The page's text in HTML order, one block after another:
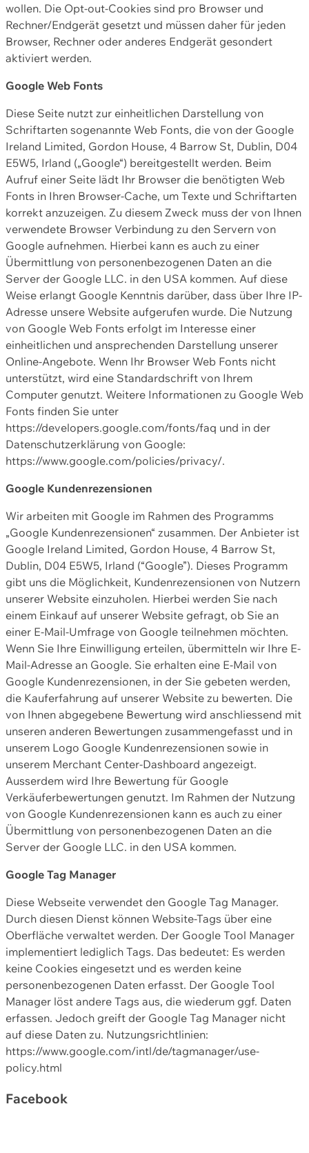
wollen. Die Opt-out-Cookies sind pro Browser und
Rechner/Endgerät gesetzt und müssen daher für jeden
Browser, Rechner oder anderes Endgerät gesondert
aktiviert werden.
Google Web Fonts
Diese Seite nutzt zur einheitlichen Darstellung von
Schriftarten sogenannte Web Fonts, die von der Google
Ireland Limited, Gordon House, 4 Barrow St, Dublin, D04
E5W5, Irland („Google“) bereitgestellt werden. Beim
Aufruf einer Seite lädt Ihr Browser die benötigten Web
Fonts in Ihren Browser-Cache, um Texte und Schriftarten
korrekt anzuzeigen. Zu diesem Zweck muss der von Ihnen
verwendete Browser Verbindung zu den Servern von
Google aufnehmen. Hierbei kann es auch zu einer
Übermittlung von personenbezogenen Daten an die
Server der Google LLC. in den USA kommen. Auf diese
Weise erlangt Google Kenntnis darüber, dass über Ihre IP-
Adresse unsere Website aufgerufen wurde. Die Nutzung
von Google Web Fonts erfolgt im Interesse einer
einheitlichen und ansprechenden Darstellung unserer
Online-Angebote. Wenn Ihr Browser Web Fonts nicht
unterstützt, wird eine Standardschrift von Ihrem
Computer genutzt. Weitere Informationen zu Google Web
Fonts finden Sie unter
https://developers.google.com/fonts/faq und in der
Datenschutzerklärung von Google:
https://www.google.com/policies/privacy/.
Google Kundenrezensionen
Wir arbeiten mit Google im Rahmen des Programms
„Google Kundenrezensionen“ zusammen. Der Anbieter ist
Google Ireland Limited, Gordon House, 4 Barrow St,
Dublin, D04 E5W5, Irland (“Google”). Dieses Programm
gibt uns die Möglichkeit, Kundenrezensionen von Nutzern
unserer Website einzuholen. Hierbei werden Sie nach
einem Einkauf auf unserer Website gefragt, ob Sie an
einer E-Mail-Umfrage von Google teilnehmen möchten.
Wenn Sie Ihre Einwilligung erteilen, übermitteln wir Ihre E-
Mail-Adresse an Google. Sie erhalten eine E-Mail von
Google Kundenrezensionen, in der Sie gebeten werden,
die Kauferfahrung auf unserer Website zu bewerten. Die
von Ihnen abgegebene Bewertung wird anschliessend mit
unseren anderen Bewertungen zusammengefasst und in
unserem Logo Google Kundenrezensionen sowie in
unserem Merchant Center-Dashboard angezeigt.
Ausserdem wird Ihre Bewertung für Google
Verkäuferbewertungen genutzt. Im Rahmen der Nutzung
von Google Kundenrezensionen kann es auch zu einer
Übermittlung von personenbezogenen Daten an die
Server der Google LLC. in den USA kommen.
Google Tag Manager
Diese Webseite verwendet den Google Tag Manager.
Durch diesen Dienst können Website-Tags über eine
Oberfläche verwaltet werden. Der Google Tool Manager
implementiert lediglich Tags. Das bedeutet: Es werden
keine Cookies eingesetzt und es werden keine
personenbezogenen Daten erfasst. Der Google Tool
Manager löst andere Tags aus, die wiederum ggf. Daten
erfassen. Jedoch greift der Google Tag Manager nicht
auf diese Daten zu. Nutzungsrichtlinien:
https://www.google.com/intl/de/tagmanager/use-
policy.html
Facebook